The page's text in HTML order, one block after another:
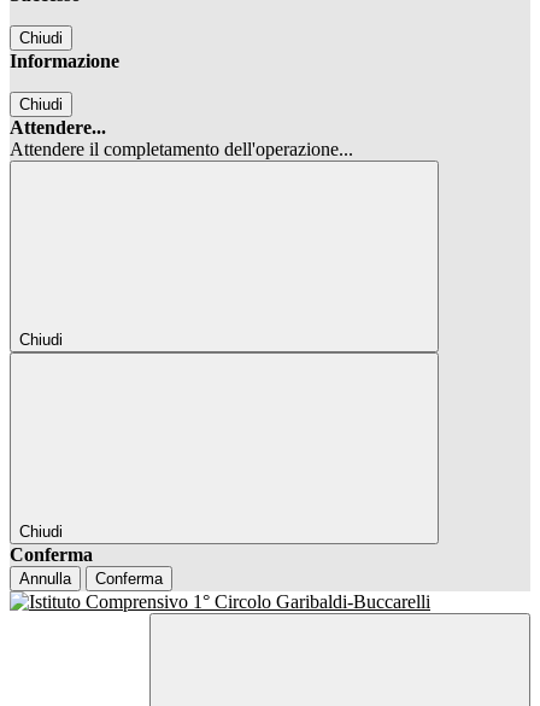
Chiudi
Informazione
Chiudi
Attendere...
Attendere il completamento dell'operazione...
Chiudi
Chiudi
Conferma
Annulla Conferma